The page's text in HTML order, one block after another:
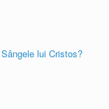
lui Cristos?